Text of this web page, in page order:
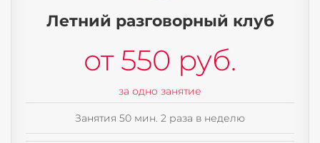
Летний разговорный клуб
от 550 руб.
за одно занятие
Занятия 50 мин. 2 раза в неделю